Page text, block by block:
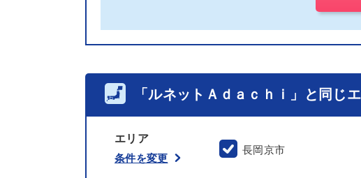
「ルネットＡｄａｃｈｉ」と同じ
エリア
条件を変更
長岡京市